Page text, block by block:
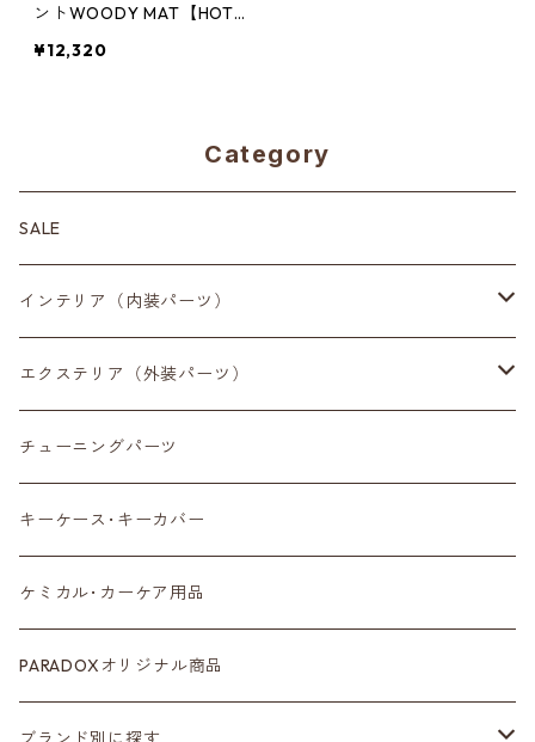
ントWOODY MAT【HOT
¥12,320
Category
SALE
インテリア（内装パーツ）
収納小物
スマートフォン
センターディスプレイ
ルームミラー
カラーシートベルト
カーボン
エクステリア（外装パーツ）
サイドミラー
アンテナ
タイヤ
ホイール
サスペンション･車高調
チューニングパーツ
キーケース･キーカバー
ケミカル･カーケア用品
PARADOXオリジナル商品